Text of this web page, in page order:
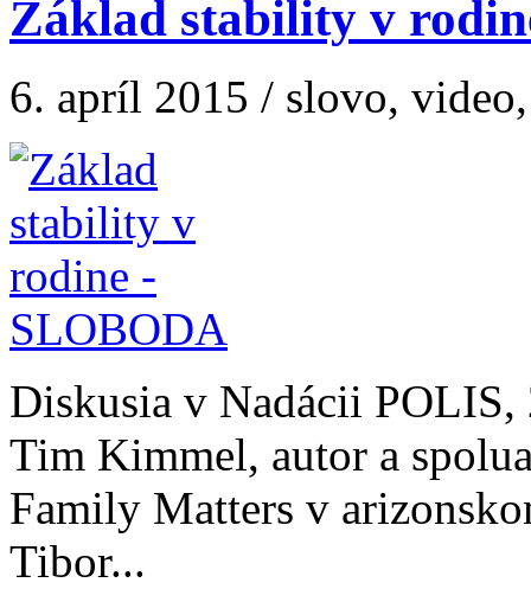
Základ stability v
6. apríl 2015 / slovo,
Diskusia v Nadácii
Tim Kimmel, autor a
Family Matters v
Tibor...